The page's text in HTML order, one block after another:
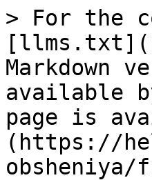
> For the
Markdown
available
page is
(https://